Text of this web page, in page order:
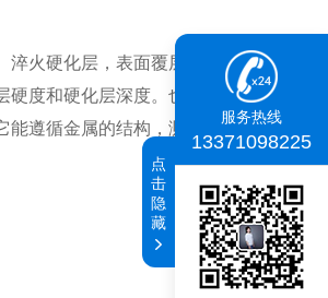
火硬化层，表面覆层，钢，有色金
度和硬化层深度。也可用于测试诸
遵循金属的结构，测试感应硬化或
服务热线
13371098225
点
击
隐
藏